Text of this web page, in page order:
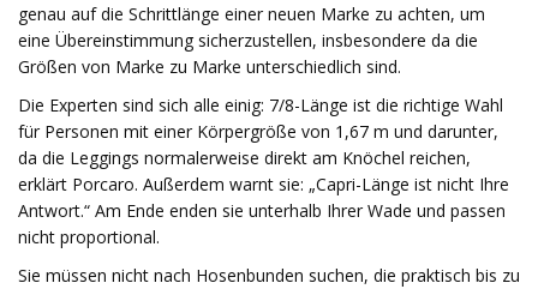
genau auf die Schrittlänge einer neuen Marke zu achten, um
eine Übereinstimmung sicherzustellen, insbesondere da die
Größen von Marke zu Marke unterschiedlich sind.
Die Experten sind sich alle einig: 7/8-Länge ist die richtige Wahl
für Personen mit einer Körpergröße von 1,67 m und darunter,
da die Leggings normalerweise direkt am Knöchel reichen,
erklärt Porcaro. Außerdem warnt sie: „Capri-Länge ist nicht Ihre
Antwort.“ Am Ende enden sie unterhalb Ihrer Wade und passen
nicht proportional.
Sie müssen nicht nach Hosenbunden suchen, die praktisch bis zu